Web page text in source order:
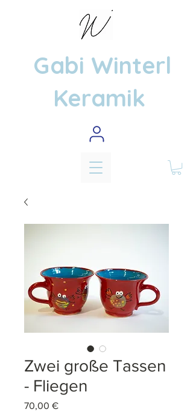
Gabi Winterl
Keramik
Zwei große Tassen
- Fliegen
70,00 €Preis